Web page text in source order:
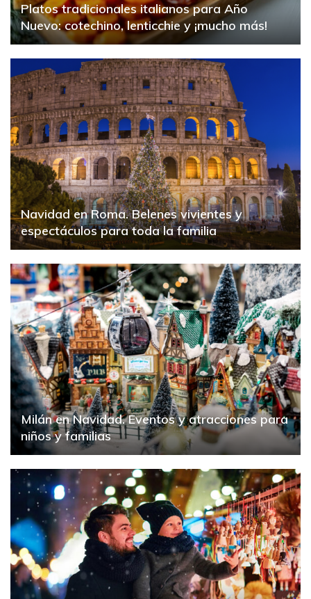
Platos tradicionales italianos para Año
Nuevo: cotechino, lenticchie y ¡mucho más!
Navidad en Roma. Belenes vivientes y
espectáculos para toda la familia
Milán en Navidad. Eventos y atracciones para
niños y familias